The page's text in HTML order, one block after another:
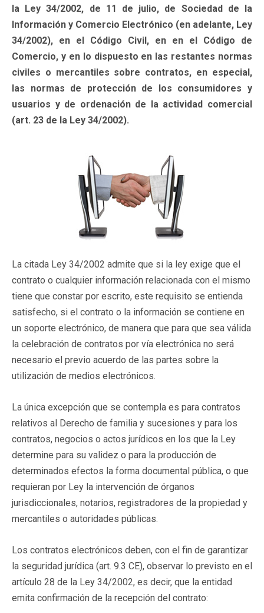
la Ley 34/2002, de 11 de julio, de Sociedad de la
Información y Comercio Electrónico (en adelante, Ley
34/2002), en el Código Civil, en en el Código de
Comercio, y en lo dispuesto en las restantes normas
civiles o mercantiles sobre contratos, en especial,
las normas de protección de los consumidores y
usuarios y de ordenación de la actividad comercial
(art. 23 de la Ley 34/2002).
La citada Ley 34/2002 admite que si la ley exige que el
contrato o cualquier información relacionada con el mismo
tiene que constar por escrito, este requisito se entienda
satisfecho, si el contrato o la información se contiene en
un soporte electrónico, de manera que para que sea válida
la celebración de contratos por vía electrónica no será
necesario el previo acuerdo de las partes sobre la
utilización de medios electrónicos.
La única excepción que se contempla es para contratos
relativos al Derecho de familia y sucesiones y para los
contratos, negocios o actos jurídicos en los que la Ley
determine para su validez o para la producción de
determinados efectos la forma documental pública, o que
requieran por Ley la intervención de órganos
jurisdiccionales, notarios, registradores de la propiedad y
mercantiles o autoridades públicas.
Los contratos electrónicos deben, con el fin de garantizar
la seguridad jurídica (art. 9.3 CE), observar lo previsto en el
artículo 28 de la Ley 34/2002, es decir, que la entidad
emita confirmación de la recepción del contrato: